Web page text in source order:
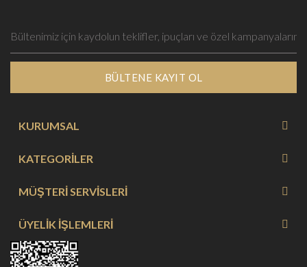
BÜLTENE KAYIT OL
KURUMSAL
KATEGORİLER
MÜŞTERİ SERVİSLERİ
ÜYELİK İŞLEMLERİ